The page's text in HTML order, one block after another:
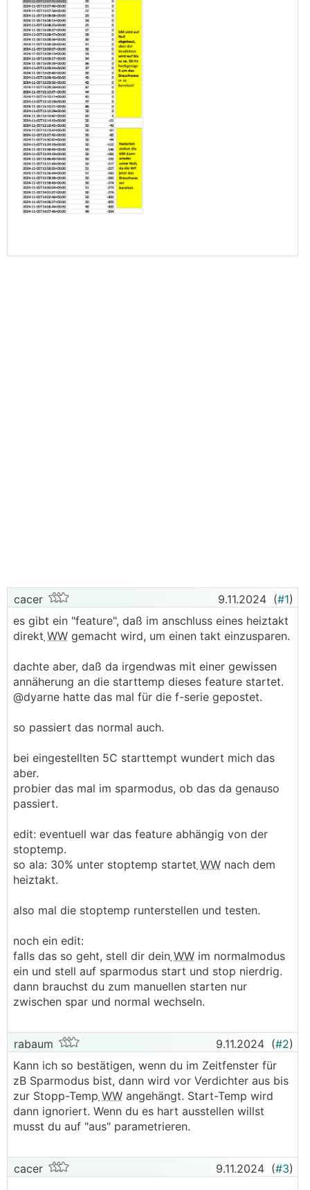
cacer 9.11.2024 (#1)
es gibt ein "feature", daß im anschluss eines heiztakt
direkt WW gemacht wird, um einen takt einzusparen.
dachte aber, daß da irgendwas mit einer gewissen
annäherung an die starttemp dieses feature startet.
@dyarne hatte das mal für die f-serie gepostet.
so passiert das normal auch.
bei eingestellten 5C starttempt wundert mich das
aber.
probier das mal im sparmodus, ob das da genauso
passiert.
edit: eventuell war das feature abhängig von der
stoptemp.
so ala: 30% unter stoptemp startet WW nach dem
heiztakt.
also mal die stoptemp runterstellen und testen.
noch ein edit:
falls das so geht, stell dir dein WW im normalmodus
ein und stell auf sparmodus start und stop nierdrig.
dann brauchst du zum manuellen starten nur
zwischen spar und normal wechseln.
rabaum 9.11.2024 (#2)
Kann ich so bestätigen, wenn du im Zeitfenster für
zB Sparmodus bist, dann wird vor Verdichter aus bis
zur Stopp-Temp WW angehängt. Start-Temp wird
dann ignoriert. Wenn du es hart ausstellen willst
musst du auf "aus" parametrieren.
cacer 9.11.2024 (#3)